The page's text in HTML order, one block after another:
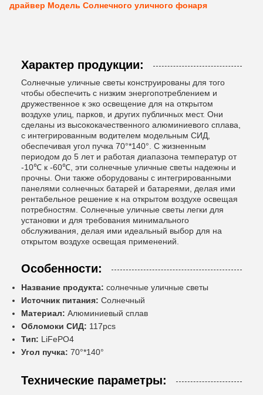
драйвер Модель Солнечного уличного фонаря
Характер продукции:
Солнечные уличные светы конструированы для того
чтобы обеспечить с низким энергопотреблением и
дружественное к эко освещение для на открытом
воздухе улиц, парков, и других публичных мест. Они
сделаны из высококачественного алюминиевого сплава,
с интегрированным водителем модельным СИД,
обеспечивая угол пучка 70°*140°. С жизненным
периодом до 5 лет и работая диапазона температур от
-10℃ к -60℃, эти солнечные уличные светы надежны и
прочны. Они также оборудованы с интегрированными
панелями солнечных батарей и батареями, делая ими
рентабельное решение к на открытом воздухе освещая
потребностям. Солнечные уличные светы легки для
установки и для требования минимального
обслуживания, делая ими идеальный выбор для на
открытом воздухе освещая применений.
Особенности:
Название продукта: солнечные уличные светы
Источник питания: Солнечный
Материал: Алюминиевый сплав
Обломоки СИД: 117pcs
Тип: LiFePO4
Угол пучка: 70°*140°
Технические параметры: